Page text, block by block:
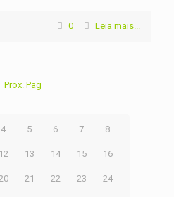
0 Leia mais...
Prox. Pag
4 5 6 7 8
12 13 14 15 16
21 22 23 24